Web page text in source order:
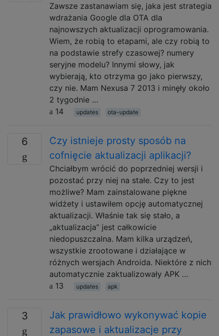
Zawsze zastanawiam się, jaka jest strategia
wdrażania Google dla OTA dla
najnowszych aktualizacji oprogramowania.
Wiem, że robią to etapami, ale czy robią to
na podstawie strefy czasowej? numery
seryjne modelu? Innymi słowy, jak
wybierają, kto otrzyma go jako pierwszy,
czy nie. Mam Nexusa 7 2013 i minęły około
2 tygodnie …
14
updates ota-update
6
Czy istnieje prosty sposób na
cofnięcie aktualizacji aplikacji?
Chciałbym wrócić do poprzedniej wersji i
pozostać przy niej na stałe. Czy to jest
możliwe? Mam zainstalowane piękne
widżety i ustawiłem opcję automatycznej
aktualizacji. Właśnie tak się stało, a
„aktualizacja” jest całkowicie
niedopuszczalna. Mam kilka urządzeń,
wszystkie zrootowane i działające w
różnych wersjach Androida. Niektóre z nich
automatycznie zaktualizowały APK …
13
updates apk
3
Jak prawidłowo wykonywać kopie
zapasowe i aktualizacje przy